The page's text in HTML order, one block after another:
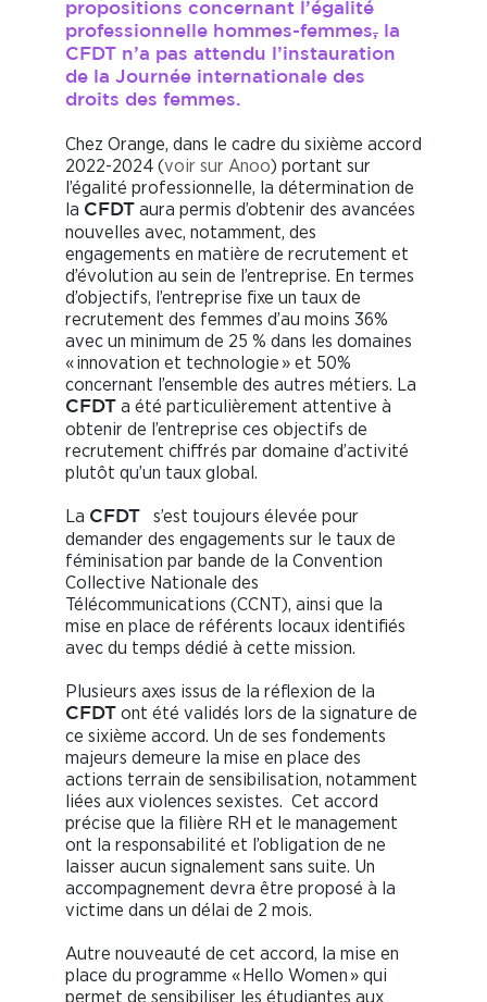
propositions concernant l’égalité
professionnelle hommes-femmes, la
CFDT n’a pas attendu l’instauration
de la Journée internationale des
droits des femmes.
Chez Orange, dans le cadre du sixième accord
2022-2024 (voir sur Anoo) portant sur
l’égalité professionnelle, la détermination de
la CFDT
aura permis d’obtenir des avancées
nouvelles avec, notamment, des
engagements en matière de recrutement et
d’évolution au sein de l’entreprise. En termes
d’objectifs, l’entreprise fixe un taux de
recrutement des femmes d’au moins 36%
avec un minimum de 25 % dans les domaines
« innovation et technologie » et 50%
concernant l’ensemble des autres métiers. La
CFDT
a été particulièrement attentive à
obtenir de l’entreprise ces objectifs de
recrutement chiffrés par domaine d’activité
plutôt qu’un taux global.
La CFDT
s’est toujours élevée pour
demander des engagements sur le taux de
féminisation par bande de la Convention
Collective Nationale des
Télécommunications (CCNT), ainsi que la
mise en place de référents locaux identifiés
avec du temps dédié à cette mission.
Plusieurs axes issus de la réflexion de la
CFDT
ont été validés lors de la signature de
ce sixième accord. Un de ses fondements
majeurs demeure la mise en place des
actions terrain de sensibilisation, notamment
liées aux violences sexistes. Cet accord
précise que la filière RH et le management
ont la responsabilité et l’obligation de ne
laisser aucun signalement sans suite. Un
accompagnement devra être proposé à la
victime dans un délai de 2 mois.
Autre nouveauté de cet accord, la mise en
place du programme « Hello Women » qui
permet de sensibiliser les étudiantes aux